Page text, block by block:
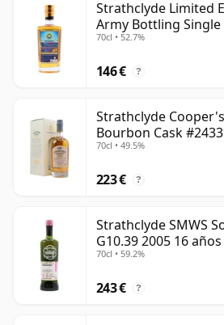
Strathclyde Limited
Army Bottling Single
70cl • 52.7%
146 € ?
Strathclyde
Bourbon Cask
70cl • 49.5%
223 € ?
Strathclyde SMWS
G10.39 2005 16 años
70cl • 59.2%
243 € ?